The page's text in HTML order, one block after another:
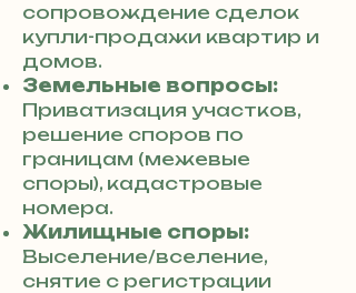
сопровождение сделок
купли-продажи квартир и
домов.
Земельные вопросы:
Приватизация участков,
решение споров по
границам (межевые
споры), кадастровые
номера.
Жилищные споры:
Выселение/вселение,
снятие с регистрации